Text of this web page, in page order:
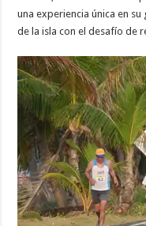
una experiencia única en
de la isla con el desafío de